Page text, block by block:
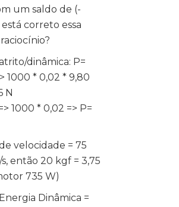
um saldo de (-
correto essa
dinâmica: P=
1000 * 0,02 * 9,80
N
1000 * 0,02 => P=
velocidade = 75
s, então 20 kgf = 3,75
735 W)
Dinâmica =